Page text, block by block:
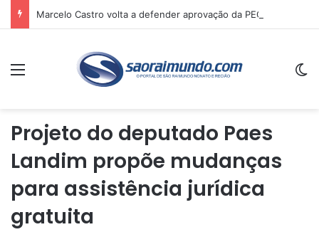
Menu
Projeto do deputado Paes
Landim propõe mudanças
para assistência jurídica
gratuita